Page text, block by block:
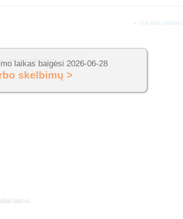
šiuo metu reikalingas:
laisvi.
Visi šios
laikas baigėsi 2026-06-28
skelbimų >